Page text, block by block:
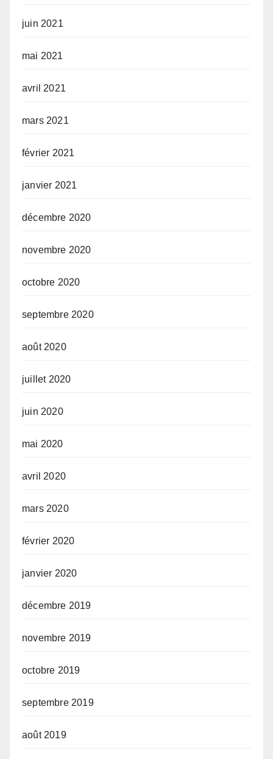
juin 2021
mai 2021
avril 2021
mars 2021
février 2021
janvier 2021
décembre 2020
novembre 2020
octobre 2020
septembre 2020
août 2020
juillet 2020
juin 2020
mai 2020
avril 2020
mars 2020
février 2020
janvier 2020
décembre 2019
novembre 2019
octobre 2019
septembre 2019
août 2019